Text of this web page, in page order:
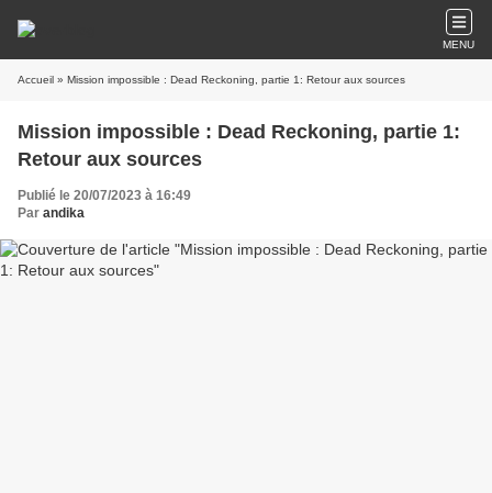
MENU
Accueil » Mission impossible : Dead Reckoning, partie 1: Retour aux sources
Mission impossible : Dead Reckoning, partie 1:
Retour aux sources
Publié le 20/07/2023 à 16:49
Par andika